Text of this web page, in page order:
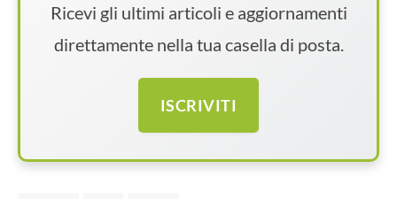
Ricevi gli ultimi articoli e aggiornamenti
direttamente nella tua casella di posta.
ISCRIVITI